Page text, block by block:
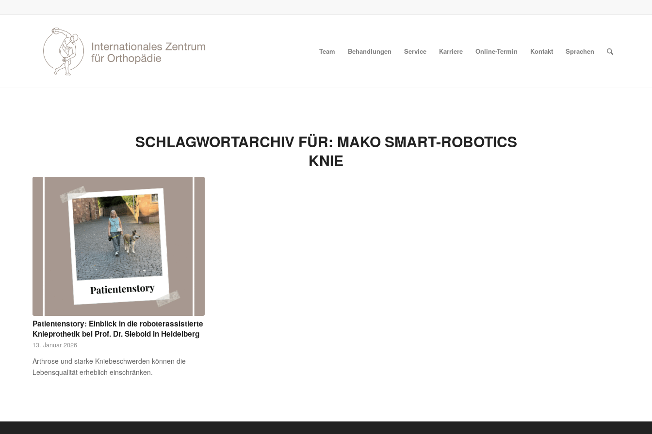
Team Behandlungen Service Karriere Online-Termin Kontakt Sprachen
SCHLAGWORTARCHIV FÜR: MAKO SMART-ROBOTICS
KNIE
Patientenstory: Einblick in die roboterassistierte
Knieprothetik bei Prof. Dr. Siebold in Heidelberg
13. Januar 2026
Arthrose und starke Kniebeschwerden können die
Lebensqualität erheblich einschränken.